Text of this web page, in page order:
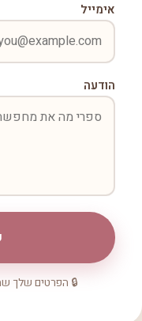
אימייל
הודעה
🔒 הפרטים שלך